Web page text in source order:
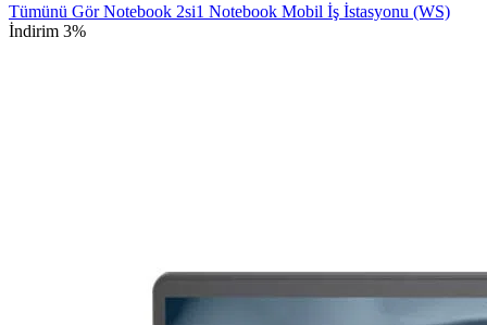
Tümünü GörNotebook 2si1 Notebook Mobil İş İstasyonu (WS)
İndirim 3%